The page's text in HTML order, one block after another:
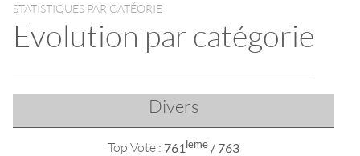
STATISTIQUES PAR CATÉORIE
Evolution par catégorie
Divers
Top Vote : 761ieme / 763